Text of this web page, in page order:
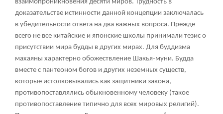
взаимопроникновения десяти миров. Трудность в
доказательстве истинности данной концепции заключалась
в убедительности ответа на два важных вопроса. Прежде
всего не все китайские и японские школы принимали тезис о
присутствии мира будды в других мирах. Для буддизма
махаяны характерно обожествление Шакья-муни. Будда
вместе с пантеоном богов и других неземных существ,
которые истолковывались как защитники закона,
противопоставлялись обыкновенному человеку (такое
противопоставление типично для всех мировых религий).